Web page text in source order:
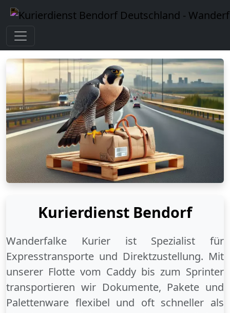
Kurierdienst Bendorf
Wanderfalke Kurier ist Spezialist für
Expresstransporte und Direktzustellung. Mit
unserer Flotte vom Caddy bis zum Sprinter
transportieren wir Dokumente, Pakete und
Palettenware flexibel und oft schneller als